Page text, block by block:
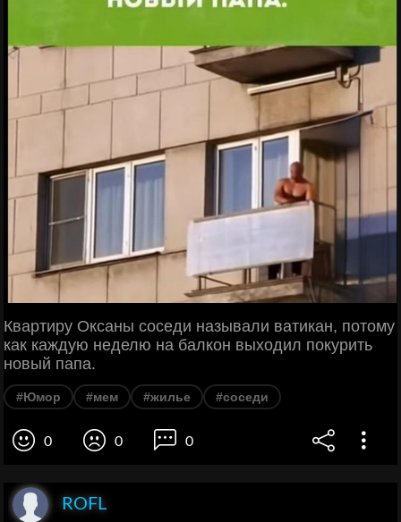
Квартиру Оксаны соседи называли ватикан, потому
как каждую неделю на балкон выходил покурить
новый папа.
#Юмор #мем #жилье #соседи
0 0 0
ROFL